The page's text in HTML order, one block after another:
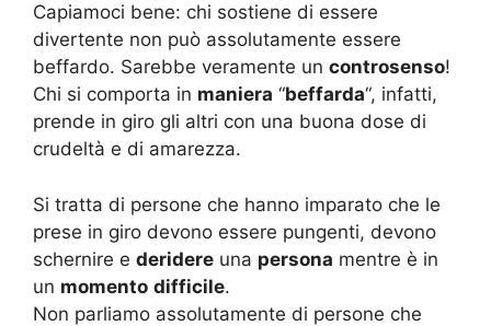
Capiamoci bene: chi sostiene di essere
divertente non può assolutamente essere
beffardo. Sarebbe veramente un controsenso!
Chi si comporta in maniera “beffarda“, infatti,
prende in giro gli altri con una buona dose di
crudeltà e di amarezza.
Si tratta di persone che hanno imparato che le
prese in giro devono essere pungenti, devono
schernire e deridere una persona mentre è in
un momento difficile.
Non parliamo assolutamente di persone che